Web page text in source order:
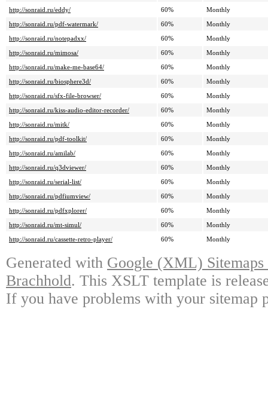
http://sonraid.ru/eddy/
60%
Monthly
http://sonraid.ru/pdf-watermark/
60%
Monthly
http://sonraid.ru/notepadxx/
60%
Monthly
http://sonraid.ru/mimosa/
60%
Monthly
http://sonraid.ru/make-me-base64/
60%
Monthly
http://sonraid.ru/biosphere3d/
60%
Monthly
http://sonraid.ru/sfx-file-browser/
60%
Monthly
http://sonraid.ru/kiss-audio-editor-recorder/
60%
Monthly
http://sonraid.ru/mitk/
60%
Monthly
http://sonraid.ru/pdf-toolkit/
60%
Monthly
http://sonraid.ru/amilab/
60%
Monthly
http://sonraid.ru/q3dviewer/
60%
Monthly
http://sonraid.ru/serial-list/
60%
Monthly
http://sonraid.ru/pdfiumview/
60%
Monthly
http://sonraid.ru/pdfxplorer/
60%
Monthly
http://sonraid.ru/mt-simul/
60%
Monthly
http://sonraid.ru/cassette-retro-player/
60% Monthly
Generated with Google (XML)
Brachhold. This XSLT template is
If you have problems with your sitemap